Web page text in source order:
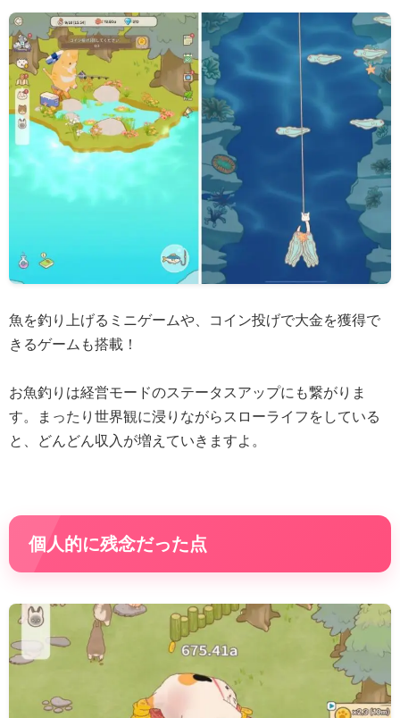
魚を釣り上げるミニゲームや、コイン投げで大金を獲得で
きるゲームも搭載！
お魚釣りは経営モードのステータスアップにも繋がりま
す。まったり世界観に浸りながらスローライフをしている
と、どんどん収入が増えていきますよ。
個人的に残念だった点